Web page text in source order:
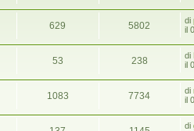
629 5802 di
il
53 238 di
il
1083 7734 di
il
di